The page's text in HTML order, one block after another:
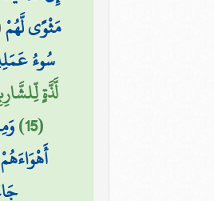
مَثْوًى لَّهُمْ
سُوءُ
لَّذَّةٍ
(15)
أَهْوَاءَهُمْ